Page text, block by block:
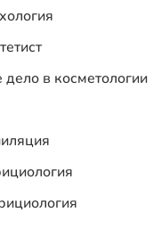
дело в косметологии